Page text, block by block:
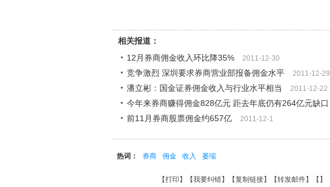
相关报道：
12月券商佣金收入环比降35%
2011-12-30
竞争激烈 深圳要求券商营业部报备佣金水平 2011-12-29
潘立彬：国金证券佣金收入与行业水平相当 2011-12-22
今年来券商赚得佣金828亿元 距去年底仍有264亿元缺口
前11月券商股票佣金约657亿 2011-12-1
热词： 券商 佣金 收入 萎缩
【打印 】【我要纠错】【复制链接】【转发邮件】【 】